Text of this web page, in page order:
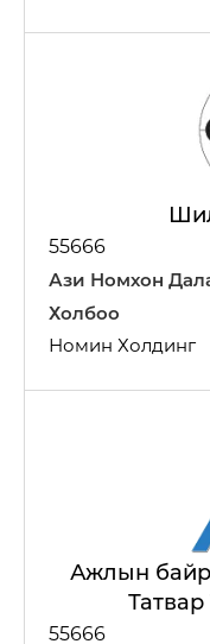
55666
Ази Номхон
Холбоо
Номин Холдинг
Ажлын
55666